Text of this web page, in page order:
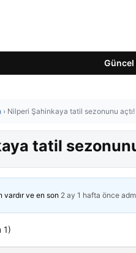
Güncel
› Nilperi Şahinkaya tatil sezonunu
tatil
vardır ve en son 2 ay 1 hafta önce
1)